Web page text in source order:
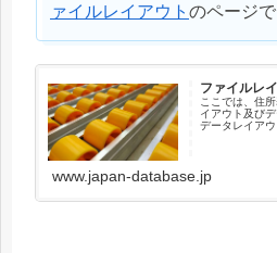
ァイルレイアウト のページ
ファイルレ
ここでは、住
イアウト及び
データレイア
www.japan-database.jp